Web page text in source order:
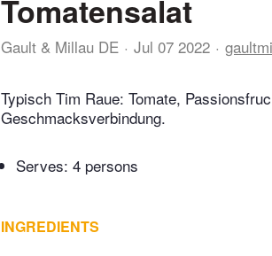
Tomatensalat
Gault & Millau DE Jul 07 2022
Typisch Tim Raue: Tomate,
Geschmacksverbindung.
Serves: 4 persons
INGREDIENTS